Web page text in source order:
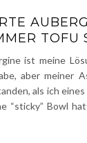
TOFU
ist meine
aber meiner
als ich
“sticky” Bowl